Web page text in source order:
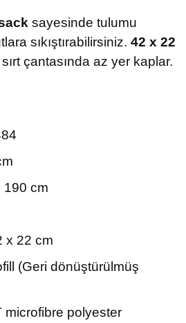
sayesinde tulumu
sıkıştırabilirsiniz. 42 x 22
çantasında az yer kaplar.
190 cm
x 22 cm
(Geri dönüştürülmüş
microfibre polyester